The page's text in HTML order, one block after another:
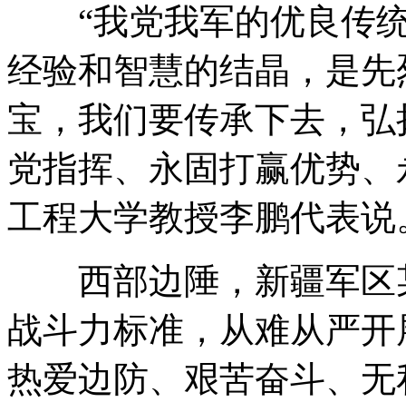
“我党我军的优良传统
经验和智慧的结晶，是
宝，我们要传承下去，
党指挥、永固打赢优势
工程大学教授李鹏代表说
西部边陲，新疆军区
战斗力标准，从难从严
热爱边防、艰苦奋斗、